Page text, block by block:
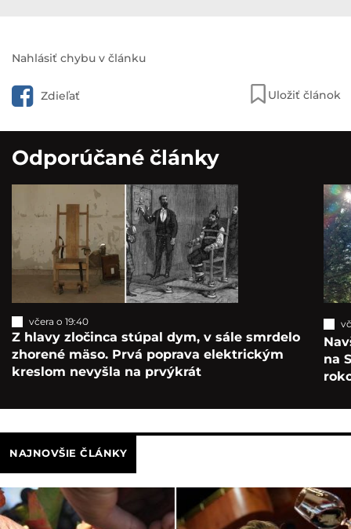
Nahlásiť chybu v článku
Zdieľať Uložiť článok
Odporúčané články
včera o 19:40
Z hlavy zločinca stúpal dym, v sále smrdelo
zhorené mäso. Prvá poprava elektrickým
kreslom nevyšla na prvýkrát
na
NAJNOVŠIE ČLÁNKY